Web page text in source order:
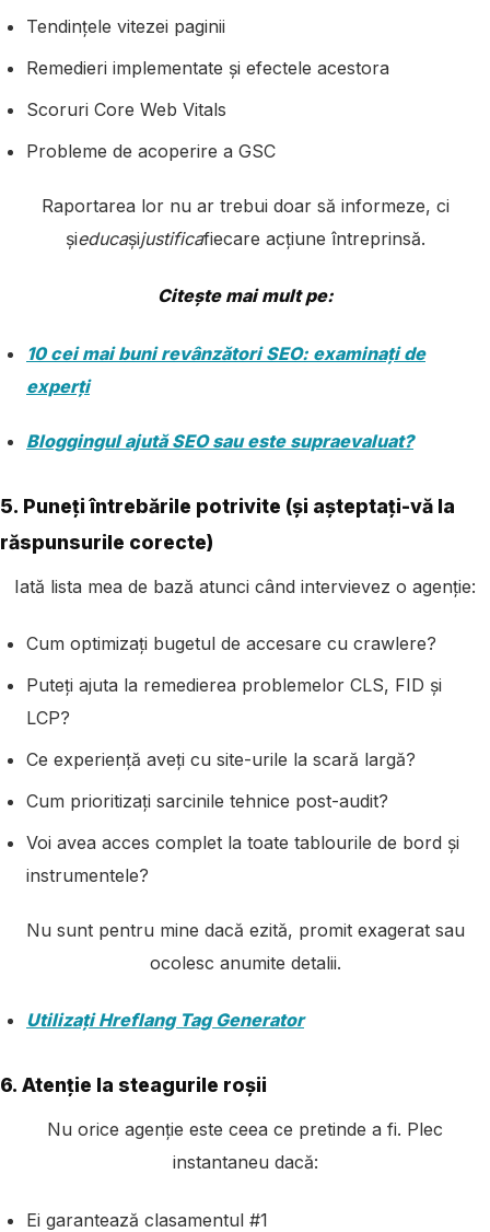
Tendințele vitezei paginii
Remedieri implementate și efectele acestora
Scoruri Core Web Vitals
Probleme de acoperire a GSC
Raportarea lor nu ar trebui doar să informeze, ci
șieducașijustificafiecare acțiune întreprinsă.
Citește mai mult pe:
10 cei mai buni revânzători SEO: examinați de
experți
Bloggingul ajută SEO sau este supraevaluat?
5. Puneți întrebările potrivite (și așteptați-vă la
răspunsurile corecte)
Iată lista mea de bază atunci când intervievez o agenție:
Cum optimizați bugetul de accesare cu crawlere?
Puteți ajuta la remedierea problemelor CLS, FID și
LCP?
Ce experiență aveți cu site-urile la scară largă?
Cum prioritizați sarcinile tehnice post-audit?
Voi avea acces complet la toate tablourile de bord și
instrumentele?
Nu sunt pentru mine dacă ezită, promit exagerat sau
ocolesc anumite detalii.
Utilizați Hreflang Tag Generator
6. Atenție la steagurile roșii
Nu orice agenție este ceea ce pretinde a fi. Plec
instantaneu dacă:
Ei garantează clasamentul #1